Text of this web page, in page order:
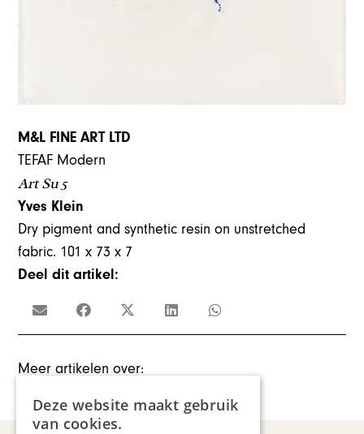
M&L FINE ART LTD
TEFAF Modern
Art Su 5
Yves Klein
Dry pigment and synthetic resin on unstretched
fabric. 101 x 73 x 7
Deel dit artikel:
Meer artikelen over:
Deze website maakt gebruik
van cookies.